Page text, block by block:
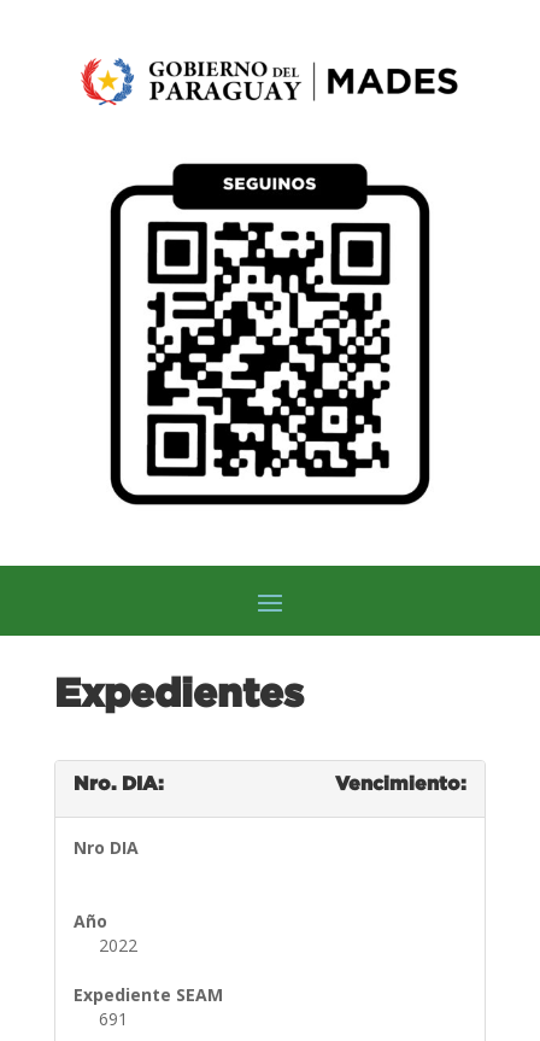
Expedientes
Nro. DIA: Vencimiento:
Nro DIA
Año
2022
Expediente SEAM
691